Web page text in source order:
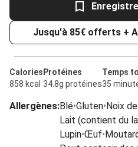
Jusqu'à 85€ offerts +
Calories
858 kcal
Protéines
34.8g protéines
Temps
35
Allergènes:Blé•Gluten•Noix
Lait (contient du
Lupin•Œuf•